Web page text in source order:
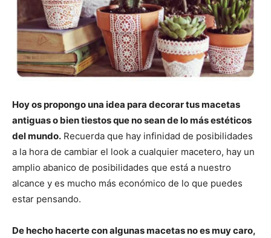
Hoy os propongo una idea para decorar tus macetas
antiguas o bien tiestos que no sean de lo más estéticos
del mundo. Recuerda que hay infinidad de posibilidades
a la hora de cambiar el look a cualquier macetero, hay un
amplio abanico de posibilidades que está a nuestro
alcance y es mucho más económico de lo que puedes
estar pensando.
De hecho hacerte con algunas macetas no es muy caro,